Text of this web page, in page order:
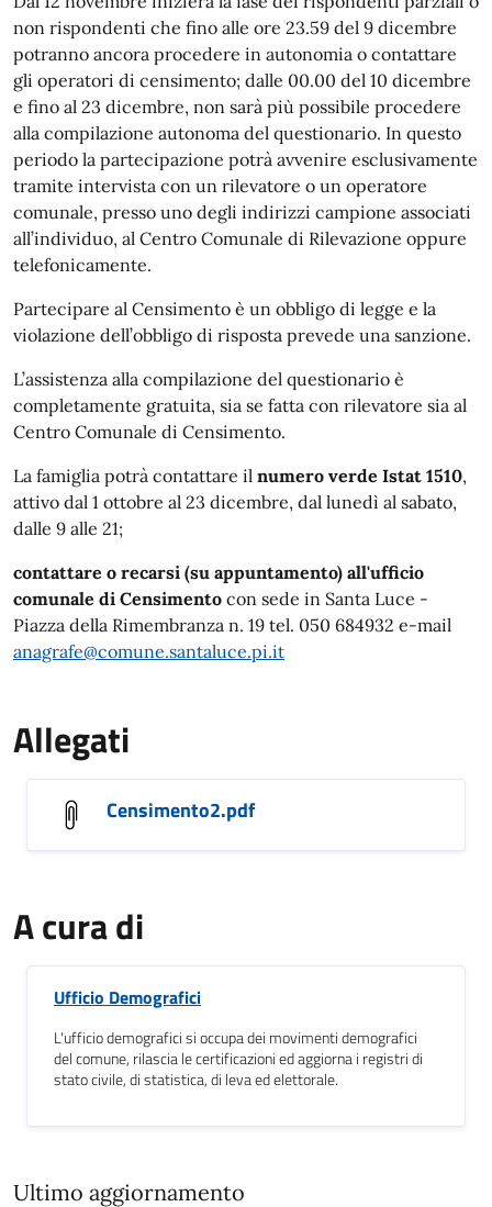
non rispondenti che fino alle ore 23.59 del 9 dicembre
potranno ancora procedere in autonomia o contattare
gli operatori di censimento; dalle 00.00 del 10 dicembre
e fino al 23 dicembre, non sarà più possibile procedere
alla compilazione autonoma del questionario. In questo
periodo la partecipazione potrà avvenire esclusivamente
tramite intervista con un rilevatore o un operatore
comunale, presso uno degli indirizzi campione associati
all’individuo, al Centro Comunale di Rilevazione oppure
telefonicamente.
Partecipare al Censimento è un obbligo di legge e la
violazione dell’obbligo di risposta prevede una sanzione.
L’assistenza alla compilazione del questionario è
completamente gratuita, sia se fatta con rilevatore sia al
Centro Comunale di Censimento.
La famiglia potrà contattare il numero verde Istat 1510,
attivo dal 1 ottobre al 23 dicembre, dal lunedì al sabato,
dalle 9 alle 21;
contattare o recarsi (su appuntamento) all'ufficio
comunale di Censimento con sede in Santa Luce -
Piazza della Rimembranza n. 19 tel. 050 684932 e-mail
anagrafe@comune.santaluce.pi.it
Allegati
Censimento2.pdf
A cura di
Ufficio Demografici
L'ufficio demografici si occupa dei movimenti demografici
del comune, rilascia le certificazioni ed aggiorna i registri di
stato civile, di statistica, di leva ed elettorale.
Ultimo aggiornamento